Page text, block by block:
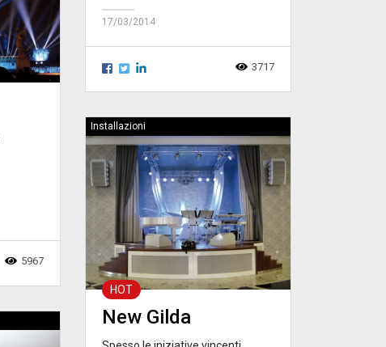
17/03/2014
3717
5967
Installazioni
HOT
New Gilda